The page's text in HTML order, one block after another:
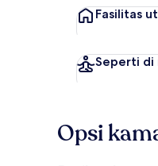
Fasilitas
Seperti di
Opsi